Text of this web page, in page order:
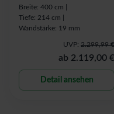
Breite: 400 cm |
Tiefe: 214 cm |
Wandstärke: 19 mm
UVP: 2.299,99 €
ab 2.119,00 €
Detail ansehen